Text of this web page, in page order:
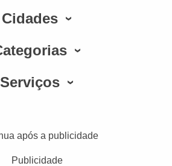
Cidades
Serviços
após a publicidade
Publicidade